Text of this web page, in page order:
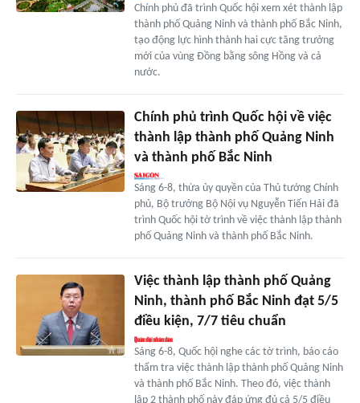
Chính phủ đã trình Quốc hội xem xét thành lập
thành phố Quảng Ninh và thành phố Bắc Ninh,
tạo động lực hình thành hai cực tăng trưởng
mới của vùng Đồng bằng sông Hồng và cả
nước.
Chính phủ trình Quốc hội về việc
thành lập thành phố Quảng Ninh
và thành phố Bắc Ninh
Sáng 6-8, thừa ủy quyền của Thủ tướng Chính
phủ, Bộ trưởng Bộ Nội vụ Nguyễn Tiến Hải đã
trình Quốc hội tờ trình về việc thành lập thành
phố Quảng Ninh và thành phố Bắc Ninh.
Việc thành lập thành phố Quảng
Ninh, thành phố Bắc Ninh đạt 5/5
điều kiện, 7/7 tiêu chuẩn
Sáng 6-8, Quốc hội nghe các tờ trình, báo cáo
thẩm tra việc thành lập thành phố Quảng Ninh
và thành phố Bắc Ninh. Theo đó, việc thành
lập 2 thành phố này đáp ứng đủ cả 5/5 điều